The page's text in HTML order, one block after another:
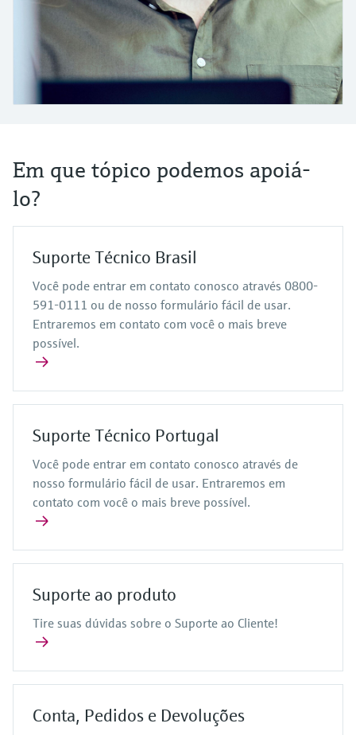
Device Viewer
Find product-specific information and
documentation
Spare parts finder
Medição de nível com pressão
Comprar tudo
Tecnologia Memosens
Comprar tudo
do processo para tomada de
decisões
Em que tópico podemos apoiá-
lo?
Suporte Técnico Brasil
Você pode entrar em contato conosco através 0800-
591-0111 ou de nosso formulário fácil de usar.
Entraremos em contato com você o mais breve
possível.
Suporte Técnico Portugal
Você pode entrar em contato conosco através de
nosso formulário fácil de usar. Entraremos em
contato com você o mais breve possível.
Suporte ao produto
Tire suas dúvidas sobre o Suporte ao Cliente!
Conta, Pedidos e Devoluções